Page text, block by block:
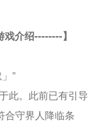
介绍--------】
”
此。此前已有引导
合守界人降临条